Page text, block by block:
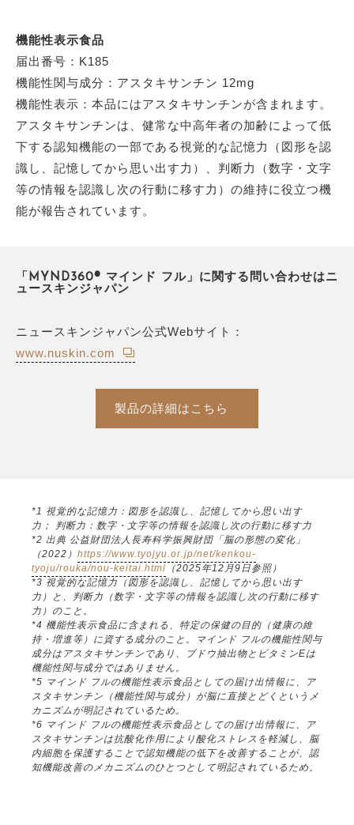
機能性表示食品
届出番号：K185
機能性関与成分：アスタキサンチン 12mg
機能性表示：本品にはアスタキサンチンが含まれます。
アスタキサンチンは、健常な中高年者の加齢によって低
下する認知機能の一部である視覚的な記憶力（図形を認
識し、記憶してから思い出す力）、判断力（数字・文字
等の情報を認識し次の行動に移す力）の維持に役立つ機
能が報告されています。
「MYND360® マインド フル」に関する問い合わせはニ
ュースキンジャパン
ニュースキンジャパン公式Webサイト：
www.nuskin.com
製品の詳細はこちら
*1 視覚的な記憶力：図形を認識し、記憶してから思い出す
力； 判断力：数字・文字等の情報を認識し次の行動に移す力
*2 出典 公益財団法人長寿科学振興財団「脳の形態の変化」
（2022） https://www.tyojyu.or.jp/net/kenkou-
tyoju/rouka/nou-keitai.html （2025年12月9日参照）
*3 視覚的な記憶力（図形を認識し、記憶してから思い出す
力）と、判断力（数字・文字等の情報を認識し次の行動に移す
力）のこと。
*4 機能性表示食品に含まれる、特定の保健の目的（健康の維
持・増進等）に資する成分のこと。マインド フルの機能性関与
成分はアスタキサンチンであり、ブドウ抽出物とビタミンEは
機能性関与成分ではありません。
*5 マインド フルの機能性表示食品としての届け出情報に、ア
スタキサンチン（機能性関与成分）が脳に直接とどくというメ
カニズムが明記されているため。
*6 マインド フルの機能性表示食品としての届け出情報に、ア
スタキサンチンは抗酸化作用により酸化ストレスを軽減し、脳
内細胞を保護することで認知機能の低下を改善することが、認
知機能改善のメカニズムのひとつとして明記されているため。